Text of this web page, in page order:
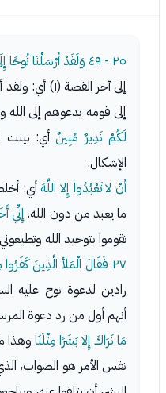
٢٥ - ٤٩ وَلَقَدْ أَرْسَلْنَا نُوحًا
إلى آخر القصة
إلى قومه يدعوهم إلى
لَكُمْ نَذِيرٌ مُبِينٌأي: بينت
الإشكال.
أَنْ لا تَعْبُدُوا إِلا اللَّهَأي:
ما يعبد من دون الله. إِنِّي
تقوموا بتوحيد الله
٢٧ فَقَالَ الْمَلأ الَّذِينَ
رادين لدعوة نوح عليه
أنهم أول من رد دعوة
مَا نَرَاكَ إِلا بَشَرًا مِثْلَنَا وهذا
نفس الأمر هو الصواب،